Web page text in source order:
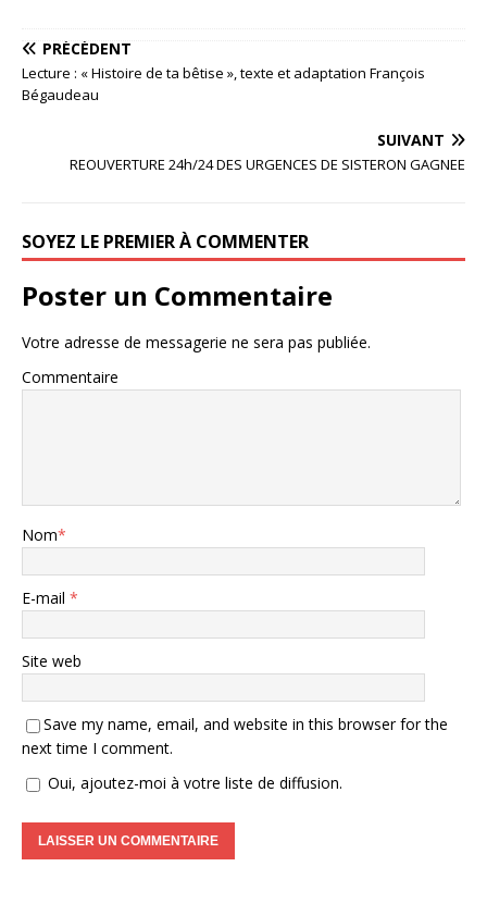
PRÉCÉDENT
Lecture : « Histoire de ta bêtise », texte et adaptation François
Bégaudeau
SUIVANT
REOUVERTURE 24h/24 DES URGENCES DE SISTERON GAGNEE
SOYEZ LE PREMIER À COMMENTER
Poster un Commentaire
Votre adresse de messagerie ne sera pas publiée.
Commentaire
Nom*
E-mail *
Site web
Save my name, email, and website in this browser for the
next time I comment.
Oui, ajoutez-moi à votre liste de diffusion.